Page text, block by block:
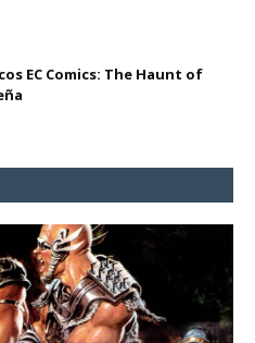
EC Comics: The Haunt of